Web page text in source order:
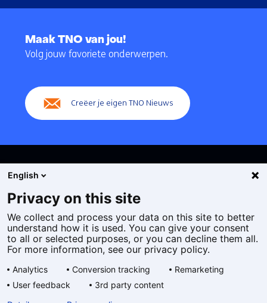
navigatie
Maak TNO van jou!
Volg jouw favoriete onderwerpen.
Creëer je eigen TNO Nieuws
Cookies
Privacy statement
Toegankelijkheid
Algemene voorwaarden
English
Privacy on this site
We collect and process your data on this site to better
understand how it is used. You can give your consent
to all or selected purposes, or you can decline them all.
For more information, see our privacy policy.
Analytics Conversion tracking
Remarketing
User feedback
3rd party content